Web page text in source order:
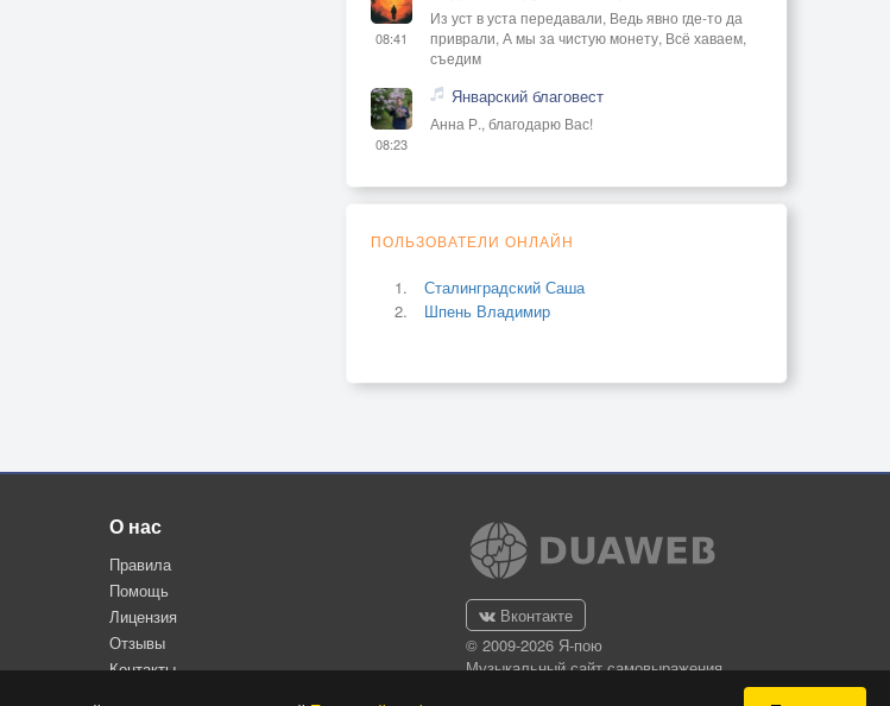
08:41
Из уст в уста передавали, Ведь явно где-то да
приврали, А мы за чистую монету, Всё хаваем,
съедим
08:23
Январский благовест
Анна Р., благодарю Вас!
ПОЛЬЗОВАТЕЛИ ОНЛАЙН
Сталинградский Саша
Шпень Владимир
О нас
Правила
Помощь
Лицензия
Отзывы
Контакты
Вконтакте
© 2009-2026 Я-пою
Музыкальный сайт самовыражения